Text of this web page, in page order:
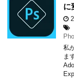
に
私
ま